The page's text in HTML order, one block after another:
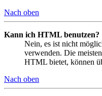
Nach oben
Kann ich HTML benutzen?
Nein, es ist nicht
verwenden. Die
HTML bietet, können
Nach oben